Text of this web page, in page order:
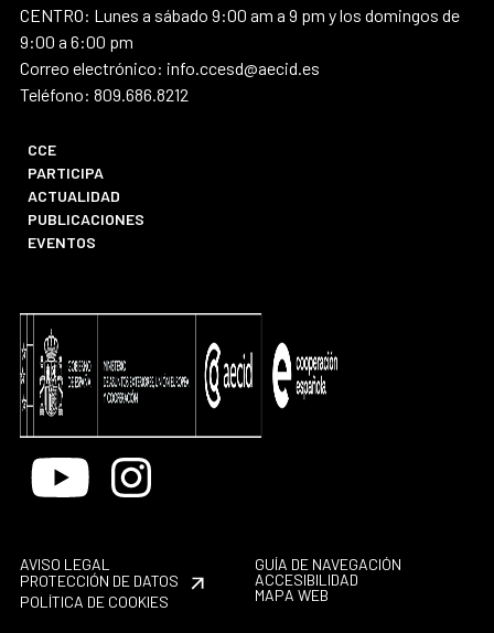
CENTRO: Lunes a sábado 9:00 am a 9 pm y los domingos de
9:00 a 6:00 pm
Correo electrónico: info.ccesd@aecid.es
Teléfono: 809.686.8212
CCE
PARTICIPA
ACTUALIDAD
PUBLICACIONES
EVENTOS
Youtube Instagram
AVISO LEGAL
PROTECCIÓN DE DATOS
POLÍTICA DE COOKIES
GUÍA DE NAVEGACIÓN
ACCESIBILIDAD
MAPA WEB